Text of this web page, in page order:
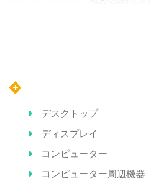
デスクトップ
ディスプレイ
コンピューター
コンピューター周辺機器